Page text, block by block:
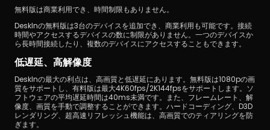
無料版は商業利用でき、時間制限もありません。
DeskInの無料版は3台のデバイスを追加でき、商業利用も可能です。接続
時間やアクセスするデバイスの数に制限がありません。一つのデバイスか
ら長時間接続したり、複数のデバイスにアクセスすることもできます。
低遅延、高解像度
DeskInの最大の利点は、高画質と低遅延にあります。無料版は1080pの画
質をサポートし、有料版は最大4K60fps/2K144fpsをサポートします。ソ
フトウェアの平均遅延時間は40ms未満です。また、フレームレート、解
像度、画質を手動で調整することができます。ハードコーディング、D3D
レンダリング、超高速リフレッシュ機能は、高画質でのティアリングを防
ぎます。